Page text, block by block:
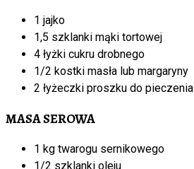
1 jajko
1,5 szklanki mąki tortowej
4 łyżki cukru drobnego
1/2 kostki masła lub margaryny
2 łyżeczki proszku do pieczenia
MASA SEROWA
1 kg twarogu sernikowego
1/2 szklanki oleju